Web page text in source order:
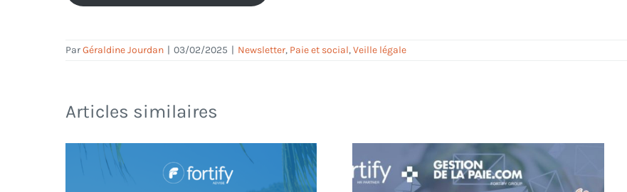
ParGéraldine Jourdan | 03/02/2025 | Newsletter, Paie et social,Veille légale
Articles similaires